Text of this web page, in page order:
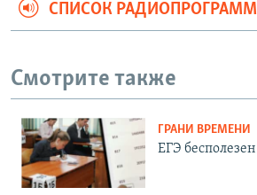
СПИСОК РАДИОПРОГРАММ
Смотрите также
ГРАНИ ВРЕМЕНИ
ЕГЭ бесполезен